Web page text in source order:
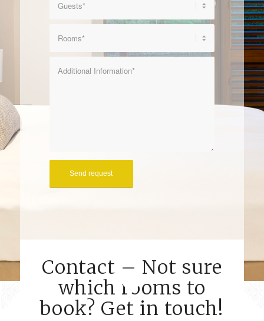
Contact – Not sure
which rooms to
book? Get in touch!